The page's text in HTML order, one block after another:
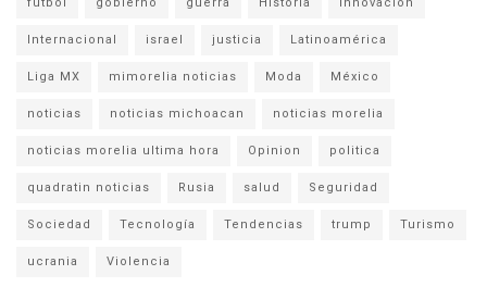
fútbol gobierno guerra Historia Innovación
Internacional israel justicia Latinoamérica
Liga MX mimorelia noticias Moda México
noticias noticias michoacan noticias morelia
noticias morelia ultima hora Opinion politica
quadratin noticias Rusia salud Seguridad
Sociedad Tecnología Tendencias trump Turismo
ucrania Violencia